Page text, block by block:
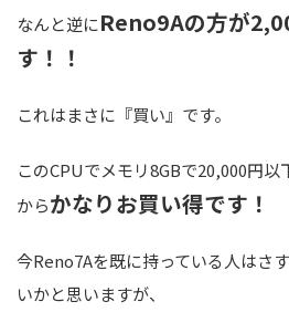
なんと逆にReno9Aの方が
す！！
これはまさに『買い』です。
このCPUでメモリ8GBで20,000円
からかなりお買い得です！
今Reno7Aを既に持っている人はさ
いかと思いますが、